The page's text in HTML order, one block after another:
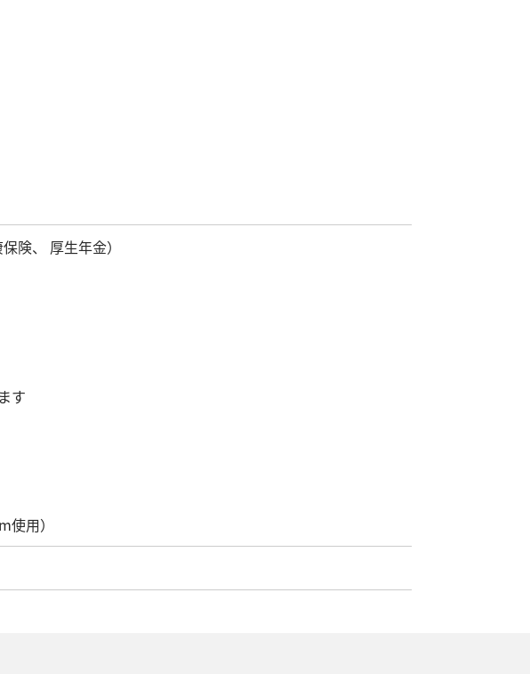
険、 厚生年金）
す
用）